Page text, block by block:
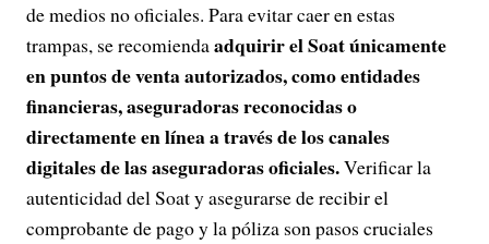
de medios no oficiales. Para evitar caer en estas
trampas, se recomiendaadquirir el Soat únicamente
en puntos de venta autorizados, como entidades
financieras, aseguradoras reconocidas o
directamente en línea a través de los canales
digitales de las aseguradoras oficiales.Verificar la
autenticidad del Soat y asegurarse de recibir el
comprobante de pago y la póliza son pasos cruciales